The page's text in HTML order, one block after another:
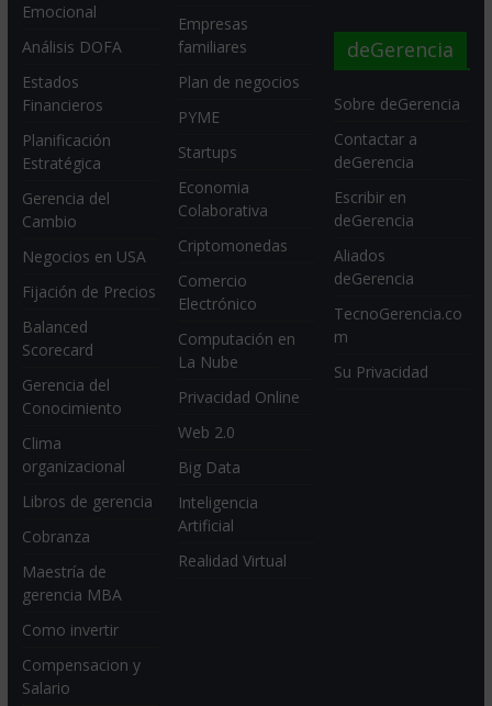
Emocional
Análisis DOFA
Estados
Financieros
Planificación
Estratégica
Gerencia del
Cambio
Negocios en USA
Fijación de Precios
Balanced
Scorecard
Gerencia del
Conocimiento
Clima
organizacional
Libros de gerencia
Cobranza
Maestría de
gerencia MBA
Como invertir
Compensacion y
Salario
Empresas
familiares
Plan de negocios
PYME
Startups
Economia
Colaborativa
Criptomonedas
Comercio
Electrónico
Computación en
La Nube
Privacidad Online
Web 2.0
Big Data
Inteligencia
Artificial
Realidad Virtual
deGerencia
Sobre deGerencia
Contactar a
deGerencia
Escribir en
deGerencia
Aliados
deGerencia
TecnoGerencia.co
m
Su Privacidad